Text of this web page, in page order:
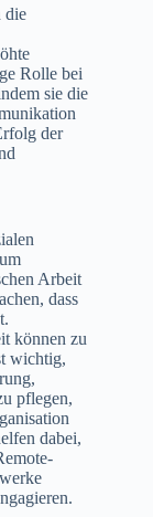
die
Rolle bei
sie die
der
Arbeit
dass
können zu
wichtig,
pflegen,
dabei,